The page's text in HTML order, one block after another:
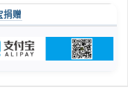
捐赠